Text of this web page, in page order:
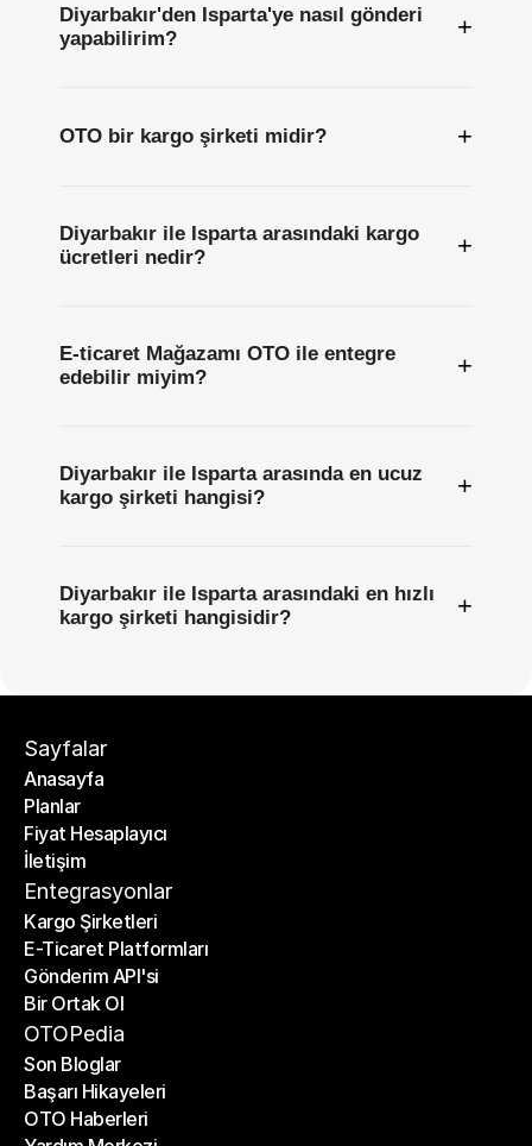
Diyarbakır'den Isparta'ye nasıl gönderi
yapabilirim?
+
OTO bir kargo şirketi midir? +
Diyarbakır ile Isparta arasındaki kargo
ücretleri nedir?
+
E-ticaret Mağazamı OTO ile entegre
edebilir miyim?
+
Diyarbakır ile Isparta arasında en ucuz
kargo şirketi hangisi?
+
Diyarbakır ile Isparta arasındaki en hızlı
kargo şirketi hangisidir?
+
Sayfalar
Anasayfa
Anasayfa
Planlar
Planlar
Fiyat Hesaplayıcı
Fiyat Hesaplayıcı
İletişim
İletişim
Entegrasyonlar
Kargo Şirketleri
Kargo Şirketleri
E-Ticaret Platformları
E-Ticaret Platformları
Gönderim API'si
Gönderim API'si
Bir Ortak Ol
Bir Ortak Ol
OTOPedia
Son Bloglar
Son Bloglar
Başarı Hikayeleri
Başarı Hikayeleri
OTO Haberleri